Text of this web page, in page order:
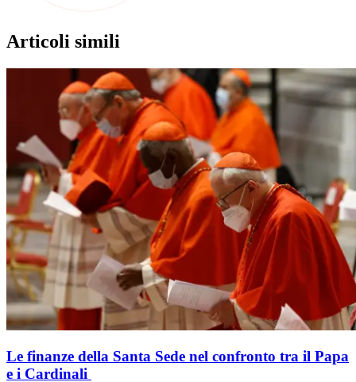
Articoli simili
Le finanze della Santa Sede nel confronto tra il Papa
e i Cardinali